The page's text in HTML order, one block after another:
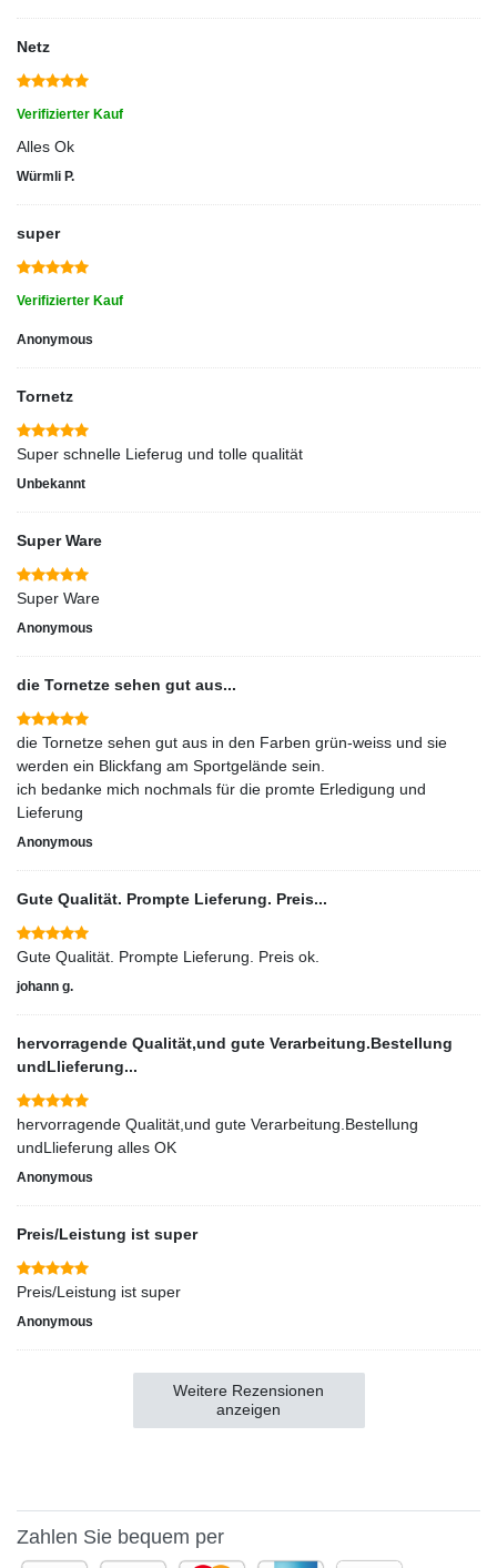
Netz
Verifizierter Kauf
Alles Ok
Würmli P.
super
Verifizierter Kauf
Anonymous
Tornetz
Super schnelle Lieferug und tolle qualität
Unbekannt
Super Ware
Super Ware
Anonymous
die Tornetze sehen gut aus...
die Tornetze sehen gut aus in den Farben grün-weiss und sie
werden ein Blickfang am Sportgelände sein.
ich bedanke mich nochmals für die promte Erledigung und
Lieferung
Anonymous
Gute Qualität. Prompte Lieferung. Preis...
Gute Qualität. Prompte Lieferung. Preis ok.
johann g.
hervorragende Qualität,und gute Verarbeitung.Bestellung
undLlieferung...
hervorragende Qualität,und gute Verarbeitung.Bestellung
undLlieferung alles OK
Anonymous
Preis/Leistung ist super
Preis/Leistung ist super
Anonymous
Weitere Rezensionen
anzeigen
Zahlen Sie bequem per